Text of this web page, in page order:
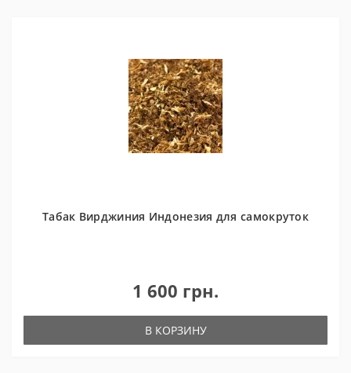
Табак Вирджиния Индонезия для самокруток
1 600 грн.
В КОРЗИНУ